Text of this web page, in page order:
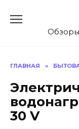
содержанию
ГЛАВНАЯ »
30 V